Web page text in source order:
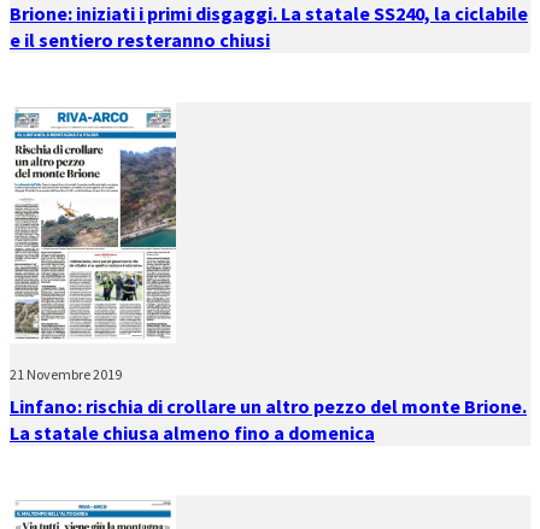
Brione: iniziati i primi disgaggi. La statale SS240, la ciclabile
e il sentiero resteranno chiusi
21 Novembre 2019
Linfano: rischia di crollare un altro pezzo del monte Brione.
La statale chiusa almeno fino a domenica